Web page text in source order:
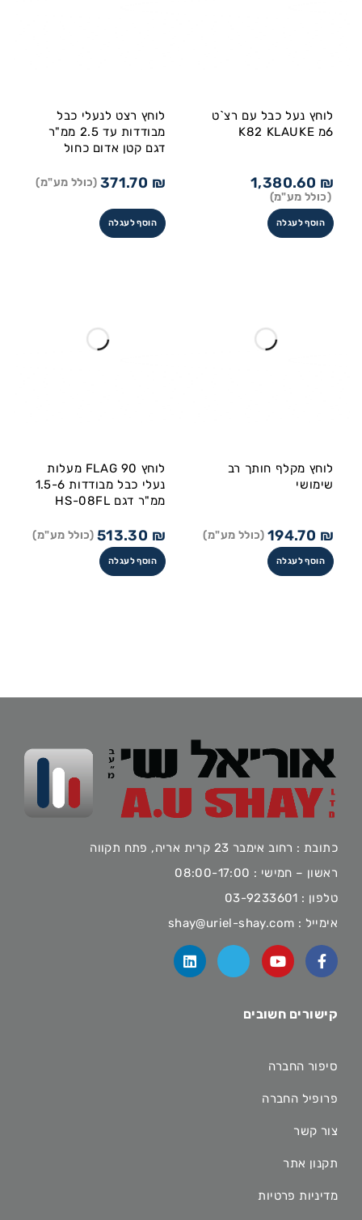
לוחץ נעל כבל עם רצ`ט
6מ K82 KLAUKE
1,380.60 ₪
(כולל מע"מ)
הוסף לעגלה
לוחץ רצט לנעלי כבל
מבודדות עד 2.5 ממ"ר
דגם קטן אדום כחול
371.70 ₪ (כולל מע"מ)
הוסף לעגלה
לוחץ מקלף חותך רב
שימושי
194.70 ₪ (כולל מע"מ)
הוסף לעגלה
לוחץ FLAG 90 מעלות
נעלי כבל מבודדות 1.5-6
ממ"ר דגם HS-08FL
513.30 ₪ (כולל מע"מ)
הוסף לעגלה
כתובת : רחוב אימבר 23 קרית אריה, פתח תקווה
ראשון – חמישי : 08:00-17:00
טלפון : 03-9233601
אימייל : shay@uriel-shay.com
קישורים חשובים
סיפור החברה
פרופיל החברה
צור קשר
תקנון אתר
מדיניות פרטיות